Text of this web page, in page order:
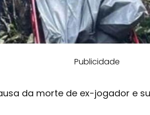
Publicidade
da morte de ex-jogador e